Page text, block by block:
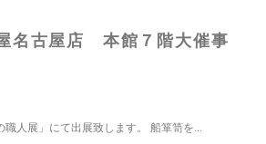
名古屋店 本館７階大催事
人展」にて出展致します。 船箪笥を...